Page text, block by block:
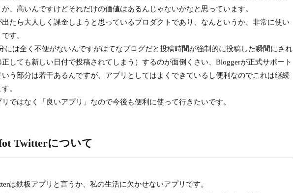
、高いんですけどそれだけの価値はあるんじゃないかなと思っています。
たら大人しく課金しようと思っているプロダクトであり、なんというか、非常に使い
す。
には全く不便がないんですがはてなブログだと投稿時間が強制的に投稿した瞬間にされ
しても新しい日付で投稿されてしまう）するのが面倒くさい、Bloggerが正式サポート
う部分は若干あるんですが、アプリとしてはよくできているし便利なのでこれは継続
。
ではなく「良いアプリ」なので今後も便利に使って行きたいです。
Twitterについて
は鉄板アプリと言うか、私の生活に欠かせないアプリです。